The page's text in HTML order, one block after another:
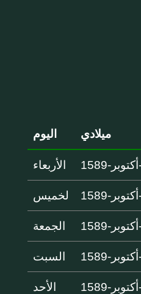
ميلادي اليوم
الأربعاء
لخميس
الجمعة
السبت
الأحد